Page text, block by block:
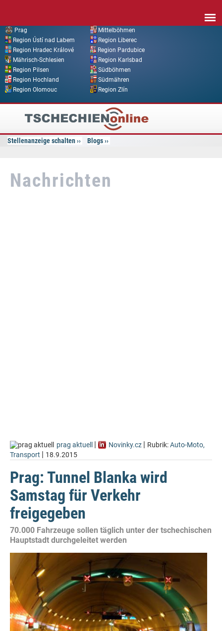
Prag
Mittelböhmen
Region Ústí nad Labem
Region Liberec
Region Hradec Králové
Region Pardubice
Mährisch-Schlesien
Region Karlsbad
Region Pilsen
Südböhmen
Region Hochland
Südmähren
Region Olomouc
Region Zlín
Tschechien
Online
Stellenanzeige schalten Blogs
Nachrichten
prag aktuell | Novinky.cz | Rubrik:Auto-Moto,
Transport | 18.9.2015
Prag: Tunnel Blanka wird
Samstag für Verkehr
freigegeben
70.000 Fahrzeuge sollen täglich unter der tschechischen
Hauptstadt durchgeleitet werden